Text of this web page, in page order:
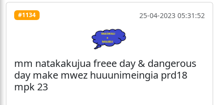
#1134 25-04-2023 05:31:52
mm natakakujua freee day & dangerous
day make mwez huuunimeingia prd18
mpk 23